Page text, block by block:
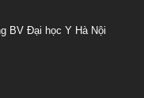
BV Đại học Y Hà Nội